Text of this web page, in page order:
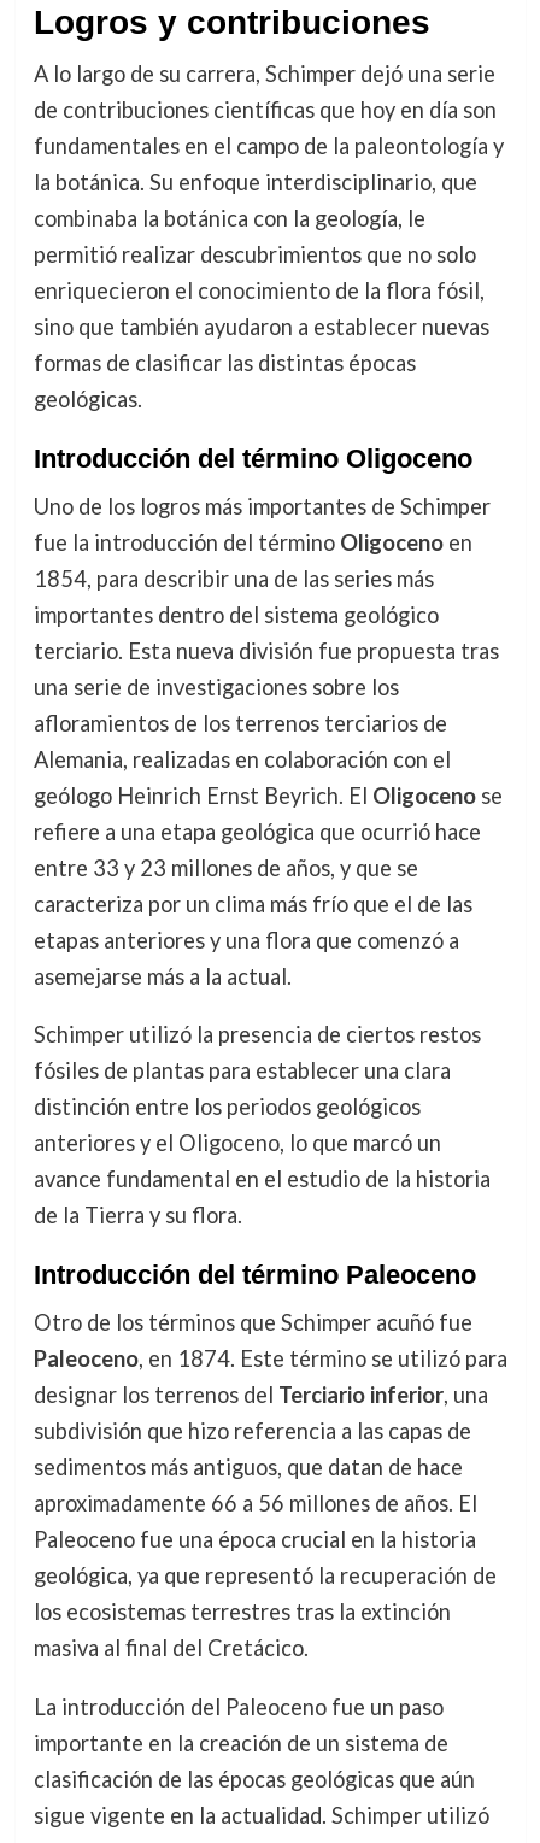
Logros y contribuciones
A lo largo de su carrera, Schimper dejó una serie
de contribuciones científicas que hoy en día son
fundamentales en el campo de la paleontología y
la botánica. Su enfoque interdisciplinario, que
combinaba la botánica con la geología, le
permitió realizar descubrimientos que no solo
enriquecieron el conocimiento de la flora fósil,
sino que también ayudaron a establecer nuevas
formas de clasificar las distintas épocas
geológicas.
Introducción del término Oligoceno
Uno de los logros más importantes de Schimper
fue la introducción del término Oligocenoen
1854, para describir una de las series más
importantes dentro del sistema geológico
terciario. Esta nueva división fue propuesta tras
una serie de investigaciones sobre los
afloramientos de los terrenos terciarios de
Alemania, realizadas en colaboración con el
geólogo Heinrich Ernst Beyrich. El Oligocenose
refiere a una etapa geológica que ocurrió hace
entre 33 y 23 millones de años, y que se
caracteriza por un clima más frío que el de las
etapas anteriores y una flora que comenzó a
asemejarse más a la actual.
Schimper utilizó la presencia de ciertos restos
fósiles de plantas para establecer una clara
distinción entre los periodos geológicos
anteriores y el Oligoceno, lo que marcó un
avance fundamental en el estudio de la historia
de la Tierra y su flora.
Introducción del término Paleoceno
Otro de los términos que Schimper acuñó fue
Paleoceno, en 1874. Este término se utilizó para
designar los terrenos del Terciario inferior, una
subdivisión que hizo referencia a las capas de
sedimentos más antiguos, que datan de hace
aproximadamente 66 a 56 millones de años. El
Paleoceno fue una época crucial en la historia
geológica, ya que representó la recuperación de
los ecosistemas terrestres tras la extinción
masiva al final del Cretácico.
La introducción del Paleoceno fue un paso
importante en la creación de un sistema de
clasificación de las épocas geológicas que aún
sigue vigente en la actualidad. Schimper utilizó